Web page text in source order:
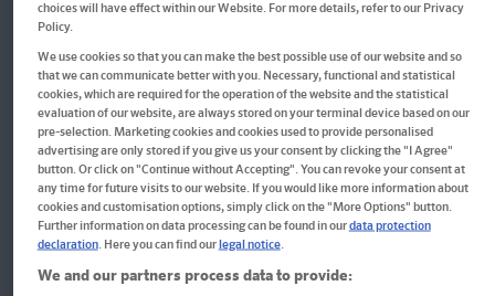
Im Buch blättern
PONS Spanisch Im
Handumdrehen
Der Alltagswortschatz in Bildern und Sätzen. Einfach
Spanisch mitreden.
choices will have effect within our Website. For more details, refer to our Privacy
Policy.
We use cookies so that you can make the best possible use of our website and so
that we can communicate better with you. Necessary, functional and statistical
cookies, which are required for the operation of the website and the statistical
evaluation of our website, are always stored on your terminal device based on our
pre-selection. Marketing cookies and cookies used to provide personalised
advertising are only stored if you give us your consent by clicking the "I Agree"
button. Or click on "Continue without Accepting". You can revoke your consent at
any time for future visits to our website. If you would like more information about
cookies and customisation options, simply click on the "More Options" button.
Further information on data processing can be found in ourdata protection
declaration. Here you can find our legal notice.
We and our partners process data to provide: